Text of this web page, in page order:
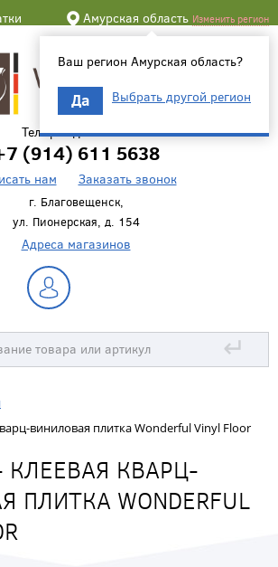
Амурская область Изменить регион
Ваш регион Амурская область?
Да Выбрать другой регион
Телефон для связи
(914) 611 5638
нам Заказать звонок
г. Благовещенск,
ул. Пионерская, д. 154
Адреса магазинов
↵
виниловая плитка Wonderful Vinyl Floor
КЛЕЕВАЯ КВАРЦ-
ПЛИТКА WONDERFUL